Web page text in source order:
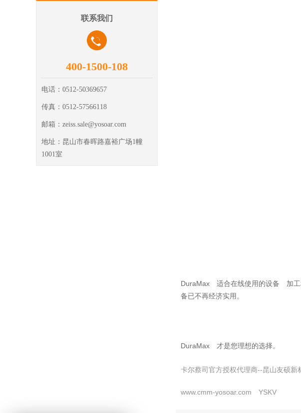
联系我们
400-1500-108
电话： 0512-50369657
传真： 0512-57566118
邮箱： zeiss.sale@yosoar.com
地址： 昆山市春晖路嘉裕广场1幢
1001室
DuraMax 适合在线使用的设备 加工
备已不再经济实用。
DuraMax 才是您理想的选择。
卡尔蔡司官方授权代理商--昆山友硕新
www.cmm-yosoar.com YSKV